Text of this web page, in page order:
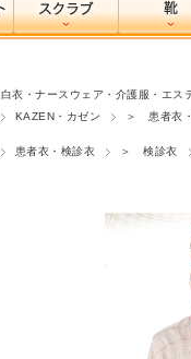
白衣・ナースウェア・介護服・エス
KAZEN・カゼン
＞ 患者衣
患者衣・検診衣 ＞ 検診衣